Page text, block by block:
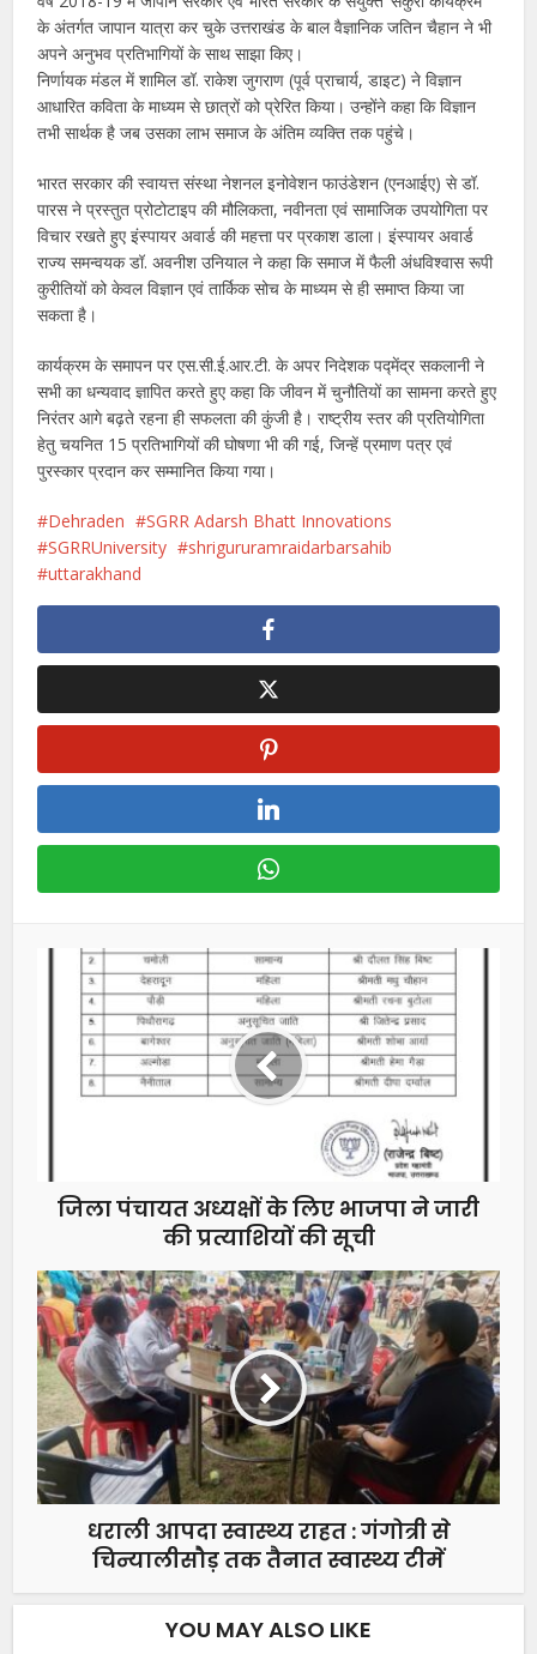
के अंतर्गत जापान यात्रा कर चुके उत्तराखंड के बाल वैज्ञानिक जतिन चैहान ने भी
अपने अनुभव प्रतिभागियों के साथ साझा किए।
निर्णायक मंडल में शामिल डॉ. राकेश जुगराण (पूर्व प्राचार्य, डाइट) ने विज्ञान
आधारित कविता के माध्यम से छात्रों को प्रेरित किया। उन्होंने कहा कि विज्ञान
तभी सार्थक है जब उसका लाभ समाज के अंतिम व्यक्ति तक पहुंचे।
भारत सरकार की स्वायत्त संस्था नेशनल इनोवेशन फाउंडेशन (एनआईए) से डॉ.
पारस ने प्रस्तुत प्रोटोटाइप की मौलिकता, नवीनता एवं सामाजिक उपयोगिता पर
विचार रखते हुए इंस्पायर अवार्ड की महत्ता पर प्रकाश डाला। इंस्पायर अवार्ड
राज्य समन्वयक डॉ. अवनीश उनियाल ने कहा कि समाज में फैली अंधविश्वास रूपी
कुरीतियों को केवल विज्ञान एवं तार्किक सोच के माध्यम से ही समाप्त किया जा
सकता है।
कार्यक्रम के समापन पर एस.सी.ई.आर.टी. के अपर निदेशक पद्मेंद्र सकलानी ने
सभी का धन्यवाद ज्ञापित करते हुए कहा कि जीवन में चुनौतियों का सामना करते हुए
निरंतर आगे बढ़ते रहना ही सफलता की कुंजी है। राष्ट्रीय स्तर की प्रतियोगिता
हेतु चयनित 15 प्रतिभागियों की घोषणा भी की गई, जिन्हें प्रमाण पत्र एवं
पुरस्कार प्रदान कर सम्मानित किया गया।
Dehraden
SGRR Adarsh Bhatt Innovations
SGRRUniversity
shrigururamraidarbarsahib
uttarakhand
जिला पंचायत अध्यक्षों के लिए भाजपा ने जारी
की प्रत्याशियों की सूची
धराली आपदा स्वास्थ्य राहत : गंगोत्री से
चिन्यालीसौड़ तक तैनात स्वास्थ्य टीमें
YOU MAY ALSO LIKE